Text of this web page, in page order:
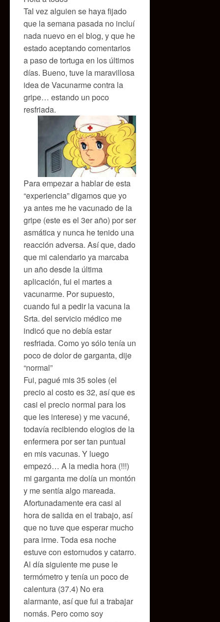
Tal vez alguien se haya fijado
que la semana pasada no incluí
nada nuevo en el blog, y que he
estado aceptando comentarios
a paso de tortuga en los últimos
días. Bueno, tuve la maravillosa
idea de Vacunarme contra la
gripe… estando un poco
resfriada.
Para empezar a hablar de esta
“experiencia” digamos que yo
ya antes me he vacunado de la
gripe (este es el 3er año) por ser
asmática y nunca he tenido una
reacción adversa. Así que, dado
que mi calendario ya marcaba
un año desde la última
aplicación, fui el martes a
vacunarme. Por supuesto,
cuando fui a pedir la vacuna la
Srta. del servicio médico me
indicó que no debía estar
resfriada. Como yo sólo tenía un
poco de dolor de garganta, dije
“normal”
Fui, pagué mis 35 soles (el
precio al costo es 32, así que es
casi el precio normal para los
que les interese) y me vacuné,
todavía recibiendo elogios de la
enfermera por ser tan puntual
en mis vacunas. Y luego
empezó… A la media hora (!!!)
mi garganta me dolía un montón
y me sentía algo mareada.
Afortunadamente era casi al
hora de salida en el trabajo, así
que no tuve que esperar mucho
para irme. Toda esa noche
estuve con estornudos y catarro.
Al día siguiente me puse le
termómetro y tenía un poco de
calentura (37.4) No era
alarmante, así que fui a trabajar
nomás. Pero como soy